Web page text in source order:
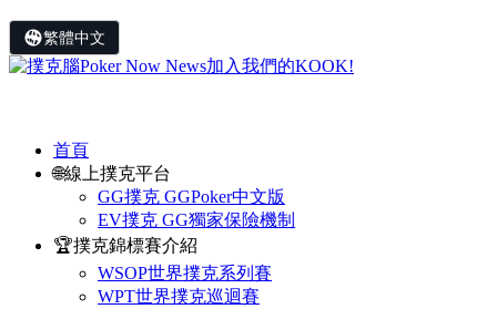
繁體中文
首頁
🌐線上撲克平台
GG撲克 GGPoker中文版
EV撲克 GG獨家保險機制
🏆撲克錦標賽介紹
WSOP世界撲克系列賽
WPT世界撲克巡迴賽